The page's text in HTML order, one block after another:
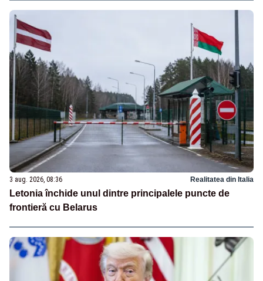
3 aug. 2026, 08:36 Realitatea din Italia
Letonia închide unul dintre principalele puncte de
frontieră cu Belarus